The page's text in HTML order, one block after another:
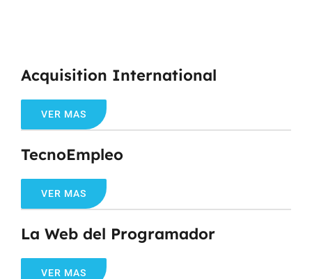
Acquisition International
VER MAS
TecnoEmpleo
VER MAS
La Web del Programador
VER MAS